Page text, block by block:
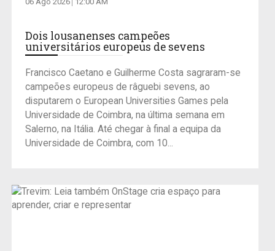
Dois lousanenses campeões
universitários europeus de sevens
Francisco Caetano e Guilherme Costa sagraram-se
campeões europeus de râguebi sevens, ao
disputarem o European Universities Games pela
Universidade de Coimbra, na última semana em
Salerno, na Itália. Até chegar à final a equipa da
Universidade de Coimbra, com 10...